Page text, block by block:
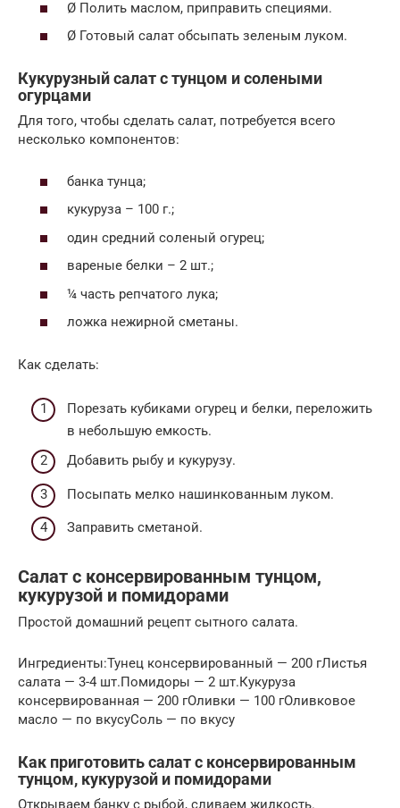
Ø Полить маслом, приправить специями.
Ø Готовый салат обсыпать зеленым луком.
Кукурузный салат с тунцом и солеными
огурцами
Для того, чтобы сделать салат, потребуется всего
несколько компонентов:
банка тунца;
кукуруза – 100 г.;
один средний соленый огурец;
вареные белки – 2 шт.;
¼ часть репчатого лука;
ложка нежирной сметаны.
Как сделать:
Порезать кубиками огурец и белки, переложить
в небольшую емкость.
Добавить рыбу и кукурузу.
Посыпать мелко нашинкованным луком.
Заправить сметаной.
Салат с консервированным тунцом,
кукурузой и помидорами
Простой домашний рецепт сытного салата.
Ингредиенты:Тунец консервированный — 200 гЛистья
салата — 3-4 шт.Помидоры — 2 шт.Кукуруза
консервированная — 200 гОливки — 100 гОливковое
масло — по вкусуСоль — по вкусу
Как приготовить салат с консервированным
тунцом, кукурузой и помидорами
Открываем банку с рыбой, сливаем жидкость.